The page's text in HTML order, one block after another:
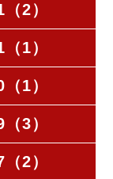
2）
1）
1）
3）
2）